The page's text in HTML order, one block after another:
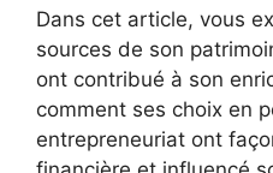
Dans cet article, vous
sources de son
ont contribué à son
comment ses choix en
entrepreneuriat ont